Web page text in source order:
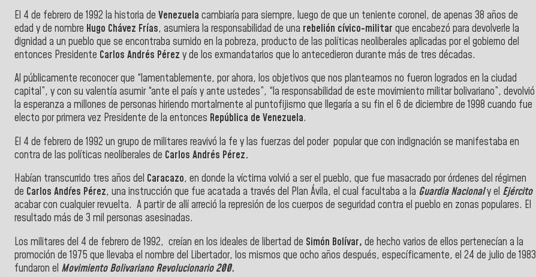
El 4 de febrero de 1992 la historia de Venezuela cambiaría para siempre, luego de que un teniente coronel, de apenas 38 años de
edad y de nombre Hugo Chávez Frías, asumiera la responsabilidad de una rebelión cívico-militar que encabezó para devolverle la
dignidad a un pueblo que se encontraba sumido en la pobreza, producto de las políticas neoliberales aplicadas por el gobierno del
entonces Presidente Carlos Andrés Pérez y de los exmandatarios que lo antecedieron durante más de tres décadas.
Al públicamente reconocer que “lamentablemente, por ahora, los objetivos que nos planteamos no fueron logrados en la ciudad
capital”, y con su valentía asumir “ante el país y ante ustedes”, “la responsabilidad de este movimiento militar bolivariano”, devolvió
la esperanza a millones de personas hiriendo mortalmente al puntofijismo que llegaría a su fin el 6 de diciembre de 1998 cuando fue
electo por primera vez Presidente de la entonces República de Venezuela.
El 4 de febrero de 1992 un grupo de militares reavivó la fe y las fuerzas del poder popular que con indignación se manifestaba en
contra de las políticas neoliberales de Carlos Andrés Pérez.
Habían transcurrido tres años del Caracazo, en donde la víctima volvió a ser el pueblo, que fue masacrado por órdenes del régimen
de Carlos Andŕes Pérez, una instrucción que fue acatada a través del Plan Ávila, el cual facultaba a la Guardia Nacionaly el Ejército
acabar con cualquier revuelta. A partir de allí arreció la represión de los cuerpos de seguridad contra el pueblo en zonas populares. El
resultado más de 3 mil personas asesinadas.
Los militares del 4 de febrero de 1992, creían en los ideales de libertad de Simón Bolívar, de hecho varios de ellos pertenecían a la
promoción de 1975 que llevaba el nombre del Libertador, los mismos que ocho años después, específicamente, el 24 de julio de 1983
fundaron el Movimiento Bolivariano Revolucionario 200.